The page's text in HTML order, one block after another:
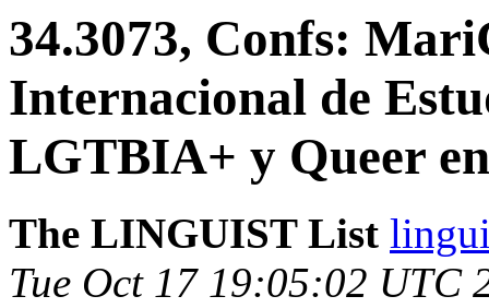
34.3073, Confs:
Internacional de
LGTBIA+ y Queer
The LINGUIST List
Tue Oct 17 19:05:02 UTC